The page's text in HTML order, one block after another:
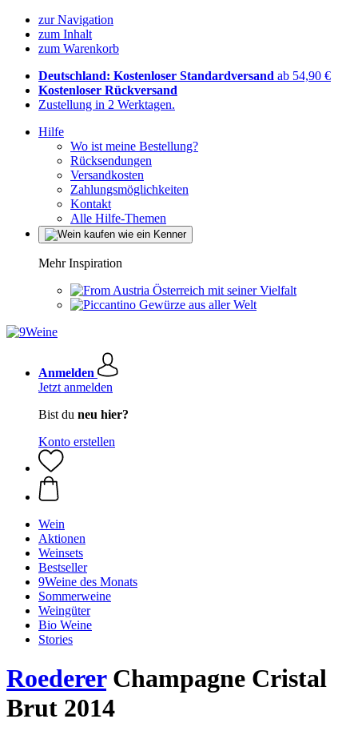
zur Navigation
zum Inhalt
zum Warenkorb
Deutschland: Kostenloser Standardversand ab 54,90 €
Kostenloser Rückversand
Zustellung in 2 Werktagen.
Hilfe
Wo ist meine Bestellung?
Rücksendungen
Versandkosten
Zahlungsmöglichkeiten
Kontakt
Alle Hilfe-Themen
Mehr Inspiration
Österreich mit seiner Vielfalt
Gewürze aus aller Welt
Anmelden
Jetzt anmelden
Bist du neu hier?
Konto erstellen
Wein
Aktionen
Weinsets
Bestseller
9Weine des Monats
Sommerweine
Weingüter
Bio Weine
Stories
RoedererChampagne Cristal
Brut 2014